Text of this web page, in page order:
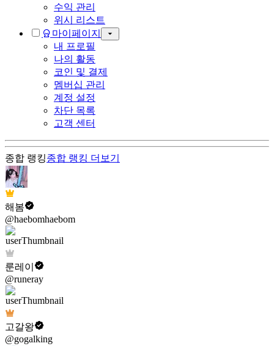
수익 관리
위시 리스트
마이페이지
내 프로필
나의 활동
코인 및 결제
멤버십 관리
계정 설정
차단 목록
고객 센터
종합 랭킹종합 랭킹 더보기
해봄
@haebomhaebom
룬레이
@runeray
고갈왕
@gogalking